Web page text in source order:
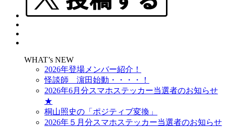
WHAT’s NEW
2026年登場メンバー紹介！
怪談師 濵田始動・・・・！
2026年6月分スマホステッカー当選者のお知らせ
★
桐山照史の「ポジティブ変換」
2026年５月分スマホステッカー当選者のお知らせ